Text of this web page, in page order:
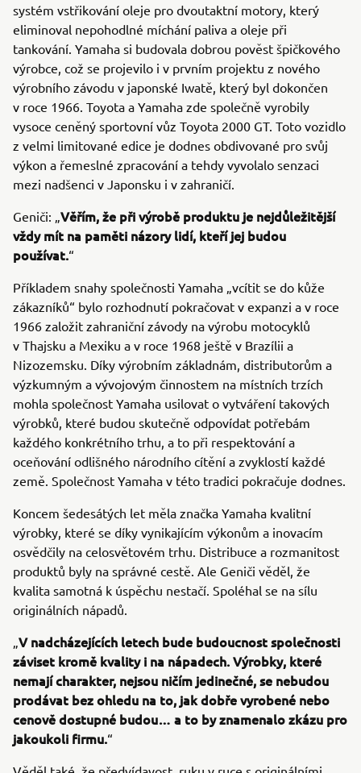
systém vstřikování oleje pro dvoutaktní motory, který
eliminoval nepohodlné míchání paliva a oleje při
tankování. Yamaha si budovala dobrou pověst špičkového
výrobce, což se projevilo i v prvním projektu z nového
výrobního závodu v japonské Iwatě, který byl dokončen
v roce 1966. Toyota a Yamaha zde společně vyrobily
vysoce ceněný sportovní vůz Toyota 2000 GT. Toto vozidlo
z velmi limitované edice je dodnes obdivované pro svůj
výkon a řemeslné zpracování a tehdy vyvolalo senzaci
mezi nadšenci v Japonsku i v zahraničí.
Geniči: „Věřím, že při výrobě produktu je nejdůležitější
vždy mít na paměti názory lidí, kteří jej budou
používat.“
Příkladem snahy společnosti Yamaha „vcítit se do kůže
zákazníků“ bylo rozhodnutí pokračovat v expanzi a v roce
1966 založit zahraniční závody na výrobu motocyklů
v Thajsku a Mexiku a v roce 1968 ještě v Brazílii a
Nizozemsku. Díky výrobním základnám, distributorům a
výzkumným a vývojovým činnostem na místních trzích
mohla společnost Yamaha usilovat o vytváření takových
výrobků, které budou skutečně odpovídat potřebám
každého konkrétního trhu, a to při respektování a
oceňování odlišného národního cítění a zvyklostí každé
země. Společnost Yamaha v této tradici pokračuje dodnes.
Koncem šedesátých let měla značka Yamaha kvalitní
výrobky, které se díky vynikajícím výkonům a inovacím
osvědčily na celosvětovém trhu. Distribuce a rozmanitost
produktů byly na správné cestě. Ale Geniči věděl, že
kvalita samotná k úspěchu nestačí. Spoléhal se na sílu
originálních nápadů.
„V nadcházejících letech bude budoucnost společnosti
záviset kromě kvality i na nápadech. Výrobky, které
nemají charakter, nejsou ničím jedinečné, se nebudou
prodávat bez ohledu na to, jak dobře vyrobené nebo
cenově dostupné budou… a to by znamenalo zkázu pro
jakoukoli firmu.“